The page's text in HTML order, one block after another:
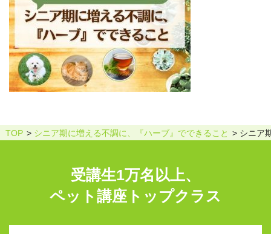
TOP シニア期に増える不調に、『ハーブ』でできること シニア
受講生1万名以上、
ペット講座トップクラス